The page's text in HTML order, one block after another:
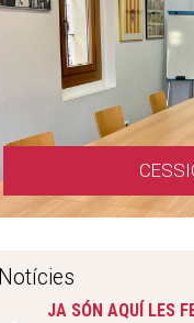
Notícies
JA SÓN AQUÍ LES